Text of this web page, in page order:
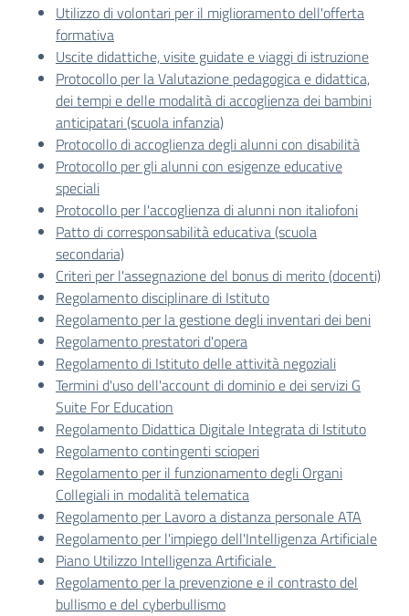
Utilizzo di volontari per il miglioramento dell'offerta
formativa
Uscite didattiche, visite guidate e viaggi di istruzione
Protocollo per la Valutazione pedagogica e didattica,
dei tempi e delle modalità di accoglienza dei bambini
anticipatari (scuola infanzia)
Protocollo di accoglienza degli alunni con disabilità
Protocollo per gli alunni con esigenze educative
speciali
Protocollo per l'accoglienza di alunni non italiofoni
Patto di corresponsabilità educativa (scuola
secondaria)
Criteri per l'assegnazione del bonus di merito (docenti)
Regolamento disciplinare di Istituto
Regolamento per la gestione degli inventari dei beni
Regolamento prestatori d'opera
Regolamento di Istituto delle attività negoziali
Termini d'uso dell'account di dominio e dei servizi G
Suite For Education
Regolamento Didattica Digitale Integrata di Istituto
Regolamento contingenti scioperi
Regolamento per il funzionamento degli Organi
Collegiali in modalità telematica
Regolamento per Lavoro a distanza personale ATA
Regolamento per l'impiego dell'Intelligenza Artificiale
Piano Utilizzo Intelligenza Artificiale
Regolamento per la prevenzione e il contrasto del
bullismo e del cyberbullismo